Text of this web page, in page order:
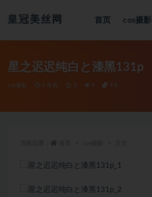
皇冠美丝网 首页 cos摄影
星之迟迟纯白と漆黑131p
cos摄影 3 年前 0 9 9.8